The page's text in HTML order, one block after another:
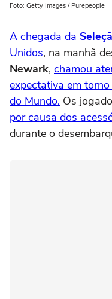
Foto: Getty Images / Purepeople
A chegada da
Unidos, na manhã
Newark, chamou
expectativa em
do Mundo. Os
por causa dos
durante o